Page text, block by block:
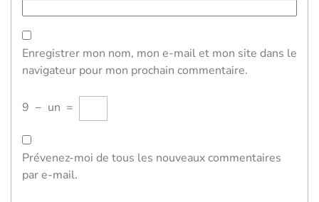
Enregistrer mon nom, mon e-mail et mon site dans le
navigateur pour mon prochain commentaire.
9 − un =
Prévenez-moi de tous les nouveaux commentaires
par e-mail.